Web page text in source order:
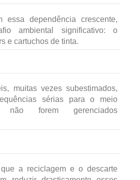
essa dependência crescente,
ambiental significativo: o
e cartuchos de tinta.
muitas vezes subestimados,
sérias para o meio
forem gerenciados
a reciclagem e o descarte